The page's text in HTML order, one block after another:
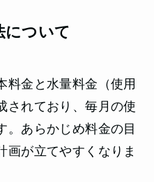
について
料金と水量料金（使用
されており、毎月の使
。あらかじめ料金の目
画が立てやすくなりま